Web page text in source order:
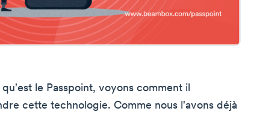
le Passpoint, voyons comment il
cette technologie. Comme nous l'avons déjà